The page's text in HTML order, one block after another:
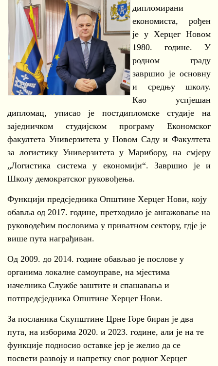
дипломирани
економиста, рођен
је у Херцег Новом
1980. године. У
родном граду
завршио је основну
и средњу школу.
Као успјешан
дипломац, уписао је постдипломске студије на
заједничком студијском програму Економског
факултета Универзитета у Новом Саду и Факултета
за логистику Универзитета у Марибору, на смјеру
„Логистика система у економији“. Завршио је и
Школу демократског руковођења.
Функцији предсједника Општине Херцег Нови, коју
обавља од 2017. године, претходило је ангажовање на
руководећим пословима у приватном сектору, гдје је
више пута награђиван.
Од 2009. до 2014. године обављао је послове у
органима локалне самоуправе, на мјестима
начелника Службе заштите и спашавања и
потпредсједника Општине Херцег Нови.
За посланика Скупштине Црне Горе биран је два
пута, на изборима 2020. и 2023. године, али је на те
функције подносио оставке јер је желио да се
посвети развоју и напретку свог родног Херцег